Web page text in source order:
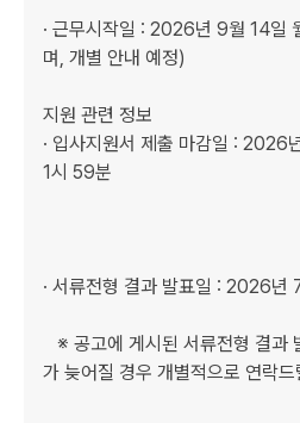
· 근무시작일 : 2026년 9월 14일
며, 개별 안내 예정)
지원 관련 정보
· 입사지원서 제출 마감일 : 2026
1시 59분
· 서류전형 결과 발표일 : 2026년
가 늦어질 경우 개별적으로 연락